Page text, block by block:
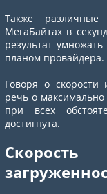
Также
МегаБайтах в
результат
планом провайдера.
Говоря о скорости
речь о
при всех
достигнута.